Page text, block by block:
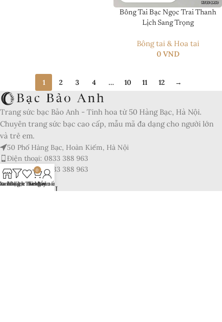
Bông Tai Bạc Ngọc Trai Thanh
Lịch Sang Trọng
Bông tai & Hoa tai
0 VND
1 2 3 4 … 10 11 12 →
Trang sức bạc Bảo Anh - Tinh hoa từ 50 Hàng Bạc, Hà Nội.
Chuyên trang sức bạc cao cấp, mẫu mã đa dạng cho người lớn
và trẻ em.
50 Phố Hàng Bạc, Hoàn Kiếm, Hà Nội
Điện thoại: 0833 388 963
Điện thoại: 0833 388 963
BÀI VIẾT MỚI
hàng
Bộ lọc
sách mong muốn
0
Xe đẩy
Tài khoản của tôi